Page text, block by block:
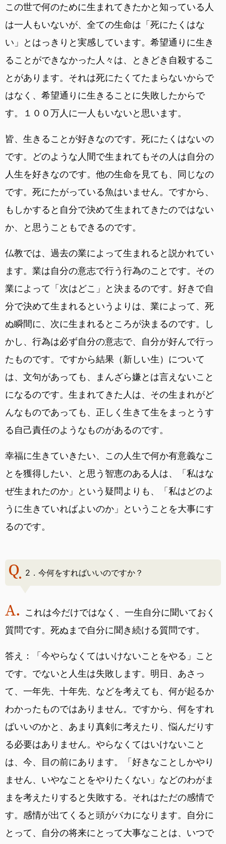
この世で何のために生まれてきたかと知っている人
は一人もいないが、全ての生命は「死にたくはな
い」とはっきりと実感しています。希望通りに生き
ることができなかった人々は、ときどき自殺するこ
とがあります。それは死にたくてたまらないからで
はなく、希望通りに生きることに失敗したからで
す。１００万人に一人もいないと思います。
皆、生きることが好きなのです。死にたくはないの
です。どのような人間で生まれてもその人は自分の
人生を好きなのです。他の生命を見ても、同じなの
です。死にたがっている魚はいません。ですから、
もしかすると自分で決めて生まれてきたのではない
か、と思うこともできるのです。
仏教では、過去の業によって生まれると説かれてい
ます。業は自分の意志で行う行為のことです。その
業によって「次はどこ」と決まるのです。好きで自
分で決めて生まれるというよりは、業によって、死
ぬ瞬間に、次に生まれるところが決まるのです。し
かし、行為は必ず自分の意志で、自分が好んで行っ
たものです。ですから結果（新しい生）について
は、文句があっても、まんざら嫌とは言えないこと
になるのです。生まれてきた人は、その生まれがど
んなものであっても、正しく生きて生をまっとうす
る自己責任のようなものがあるのです。
幸福に生きていきたい、この人生で何か有意義なこ
とを獲得したい、と思う智恵のある人は、「私はな
ぜ生まれたのか」という疑問よりも、「私はどのよ
うに生きていればよいのか」ということを大事にす
るのです。
2．今何をすればいいのですか？
これは今だけではなく、一生自分に聞いておく
質問です。死ぬまで自分に聞き続ける質問です。
答え：「今やらなくてはいけないことをやる」こと
です。でないと人生は失敗します。明日、あさっ
て、一年先、十年先、などを考えても、何が起るか
わかったものではありません。ですから、何をすれ
ばいいのかと、あまり真剣に考えたり、悩んだりす
る必要はありません。やらなくてはいけないこと
は、今、目の前にあります。「好きなことしかやり
ません、いやなことをやりたくない」などのわがま
まを考えたりすると失敗する。それはただの感情で
す。感情が出てくると頭がバカになります。自分に
とって、自分の将来にとって大事なことは、いつで